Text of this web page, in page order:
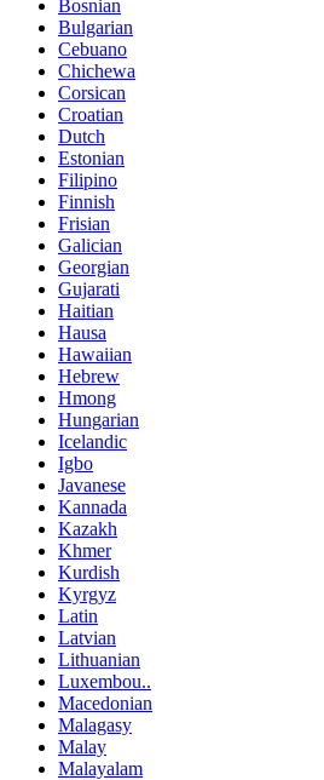
Bosnian
Bulgarian
Cebuano
Chichewa
Corsican
Croatian
Dutch
Estonian
Filipino
Finnish
Frisian
Galician
Georgian
Gujarati
Haitian
Hausa
Hawaiian
Hebrew
Hmong
Hungarian
Icelandic
Igbo
Javanese
Kannada
Kazakh
Khmer
Kurdish
Kyrgyz
Latin
Latvian
Lithuanian
Luxembou..
Macedonian
Malagasy
Malay
Malayalam